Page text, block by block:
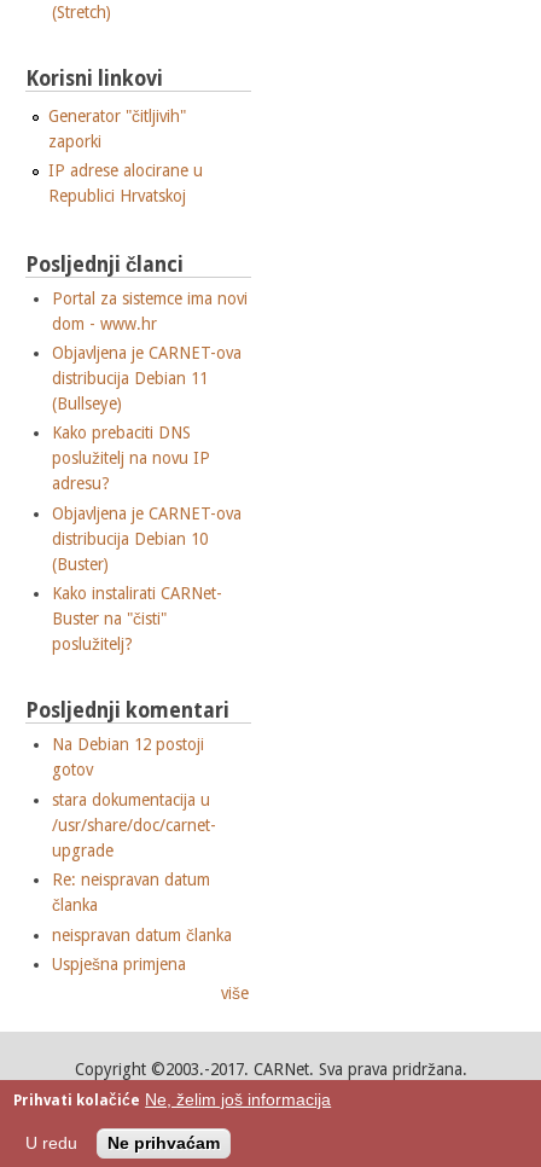
(Stretch)
Korisni linkovi
Generator "čitljivih"
zaporki
IP adrese alocirane u
Republici Hrvatskoj
Posljednji članci
Portal za sistemce ima novi
dom - www.hr
Objavljena je CARNET-ova
distribucija Debian 11
(Bullseye)
Kako prebaciti DNS
poslužitelj na novu IP
adresu?
Objavljena je CARNET-ova
distribucija Debian 10
(Buster)
Kako instalirati CARNet-
Buster na "čisti"
poslužitelj?
Posljednji komentari
Na Debian 12 postoji
gotov
stara dokumentacija u
/usr/share/doc/carnet-
upgrade
Re: neispravan datum
članka
neispravan datum članka
Uspješna primjena
više
Copyright ©2003.-2017. CARNet. Sva prava pridržana.
Mail to portal-team(at)CARNet.hr
Prihvati kolačiće Ne, želim još informacija
U redu Ne prihvaćam